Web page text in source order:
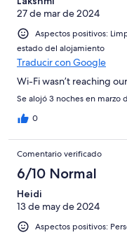
27 de mar de 2024
Aspectos positivos:
estado del alojamiento
Traducir con Google
Wi-Fi wasn’t reaching
Se alojó 3 noches en marzo
0
Comentario verificado
6/10 Normal
Heidi
13 de may de 2024
Aspectos positivos: